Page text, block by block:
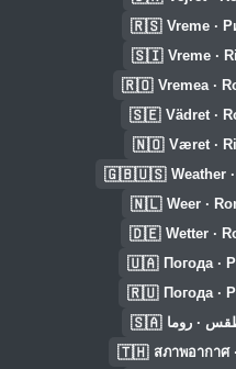
🇷🇸 Vreme ·
🇸🇮 Vreme ·
🇷🇴 Vremea ·
🇸🇪 Vädret ·
🇳🇴 Været ·
🇬🇧🇺🇸 Weather
🇳🇱 Weer ·
🇩🇪 Wetter ·
🇺🇦 Погода ·
🇷🇺 Погода ·
🇸🇦
🇹🇭 สภาพอากาศ